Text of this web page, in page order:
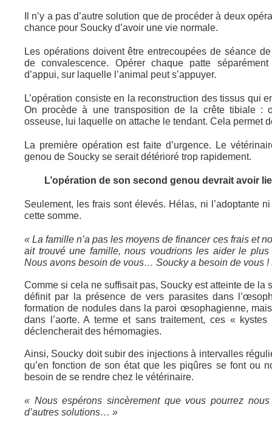
Il n’y a pas d’autre solution que de procéder à deux
chance pour Soucky d’avoir une vie normale.
Les opérations doivent être entrecoupées de séance
de convalescence. Opérer chaque patte
d’appui, sur laquelle l’animal peut s’appuyer.
L’opération consiste en la reconstruction des tissus qui
On procède à une transposition de la crête tibiale :
osseuse, lui laquelle on attache le tendant. Cela permet
La première opération est faite d’urgence. Le
genou de Soucky se serait détérioré trop rapidement.
L’opération de son second genou devrait avoir
Seulement, les frais sont élevés. Hélas, ni l’adoptante
cette somme.
« La famille n’a pas les moyens de financer ces frais et
ait trouvé une famille, nous voudrions les aider le
Nous avons besoin de vous… Soucky a besoin de vous !
Comme si cela ne suffisait pas, Soucky est atteinte de la
définit par la présence de vers parasites dans
formation de nodules dans la paroi œsophagienne,
dans l’aorte. A terme et sans traitement, ces «
déclencherait des hémomagies.
Ainsi, Soucky doit subir des injections à intervalles
qu’en fonction de son état que les piqûres se font ou
besoin de se rendre chez le vétérinaire.
« Nous espérons sincèrement que vous pourrez
d’autres solutions… »